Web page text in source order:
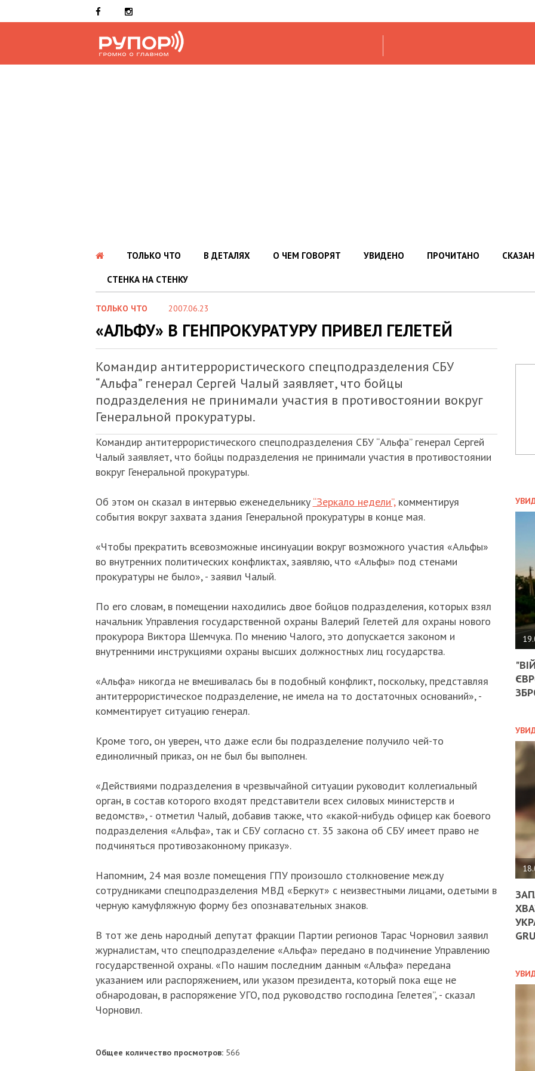
ТОЛЬКО ЧТО В ДЕТАЛЯХ О ЧЕМ ГОВОРЯТ УВИДЕНО ПРОЧИТАНО
СТЕНКА НА СТЕНКУ
ТОЛЬКО ЧТО 2007.06.23
«АЛЬФУ» В ГЕНПРОКУРАТУРУ ПРИВЕЛ ГЕЛЕТЕЙ
Командир антитеррористического спецподразделения СБУ
“Альфа” генерал Сергей Чалый заявляет, что бойцы
подразделения не принимали участия в противостоянии вокруг
Генеральной прокуратуры.
Командир антитеррористического спецподразделения СБУ “Альфа” генерал Сергей
Чалый заявляет, что бойцы подразделения не принимали участия в противостоянии
вокруг Генеральной прокуратуры.
Об этом он cказал в интервью еженедельнику “Зеркало недели”,комментируя
события вокруг захвата здания Генеральной прокуратуры в конце мая.
«Чтобы прекратить всевозможные инсинуации вокруг возможного участия «Альфы»
во внутренних политических конфликтах, заявляю, что «Альфы» под стенами
прокуратуры не было», - заявил Чалый.
По его словам, в помещении находились двое бойцов подразделения, которых взял
начальник Управления государственной охраны Валерий Гелетей для охраны нового
прокурора Виктора Шемчука. По мнению Чалого, это допускается законом и
внутренними инструкциями охраны высших должностных лиц государства.
«Альфа» никогда не вмешивалась бы в подобный конфликт, поскольку, представляя
антитеррористическое подразделение, не имела на то достаточных оснований», -
комментирует ситуацию генерал.
Кроме того, он уверен, что даже если бы подразделение получило чей-то
единоличный приказ, он не был бы выполнен.
«Действиями подразделения в чрезвычайной ситуации руководит коллегиальный
орган, в состав которого входят представители всех силовых министерств и
ведомств», - отметил Чалый, добавив также, что «какой-нибудь офицер как боевого
подразделения «Альфа», так и СБУ согласно ст. 35 закона об СБУ имеет право не
подчиняться противозаконному приказу».
Напомним, 24 мая возле помещения ГПУ произошло столкновение между
сотрудниками спецподразделения МВД «Беркут» с неизвестными лицами, одетыми в
черную камуфляжную форму без опознавательных знаков.
В тот же день народный депутат фракции Партии регионов Тарас Чорновил заявил
журналистам, что спецподразделение «Альфа» передано в подчинение Управлению
государственной охраны. «По нашим последним данным «Альфа» передана
указанием или распоряжением, или указом президента, который пока еще не
обнародован, в распоряжение УГО, под руководство господина Гелетея”, - сказал
Чорновил.
Общее количество просмотров:566
НА
ДО
ЄС
-